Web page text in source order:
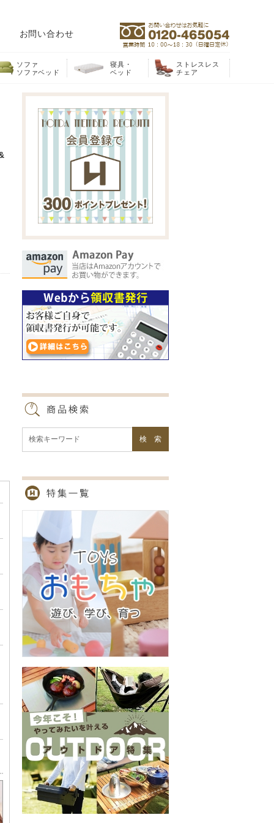
お問い合わせ
ソファ
ソファベッド
寝具・
ベッド
ストレスレス
チェア